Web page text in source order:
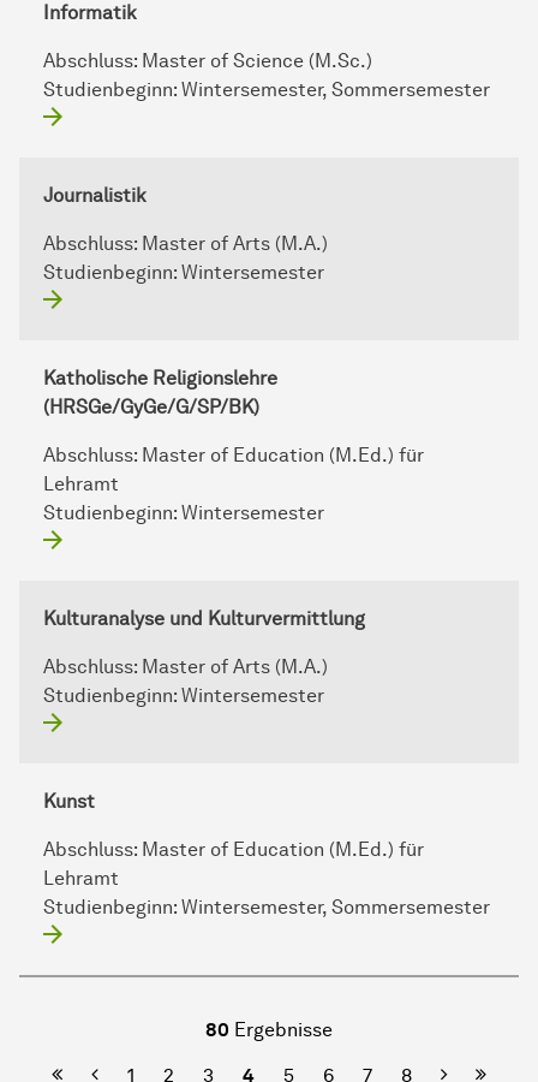
Informatik
Abschluss: Master of Science (M.Sc.)
Studienbeginn: Wintersemester, Sommersemester
Journalistik
Abschluss: Master of Arts (M.A.)
Studienbeginn: Wintersemester
Katholische Religionslehre
(HRSGe/GyGe/G/SP/BK)
Abschluss: Master of Education (M.Ed.) für
Lehramt
Studienbeginn: Wintersemester
Kulturanalyse und Kulturvermittlung
Abschluss: Master of Arts (M.A.)
Studienbeginn: Wintersemester
Kunst
Abschluss: Master of Education (M.Ed.) für
Lehramt
Studienbeginn: Wintersemester, Sommersemester
80 Ergebnisse
Erste Seite
Vorherige
1 2 3 4 5 6 7 8 NächsteLetzte